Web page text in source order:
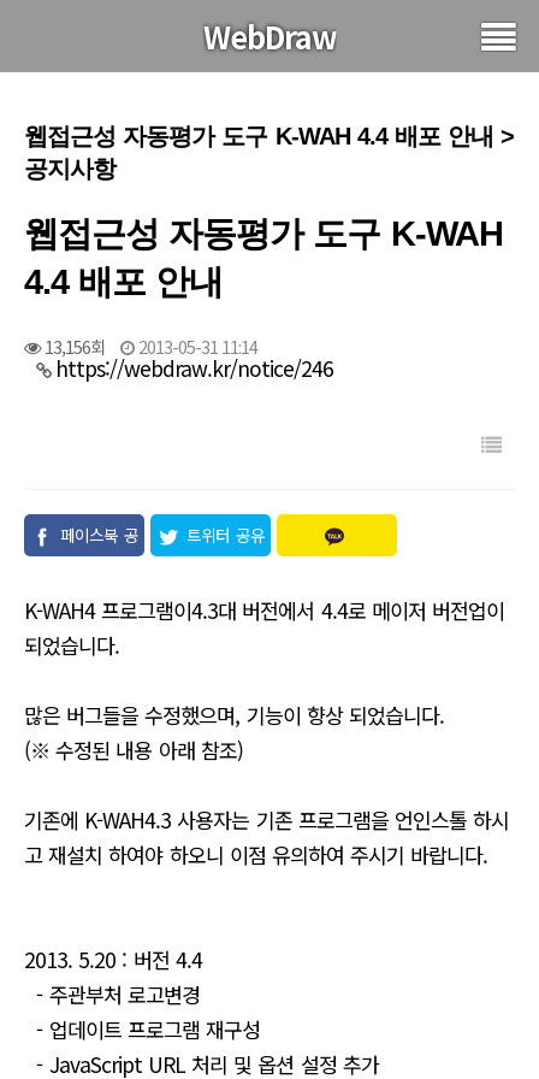
WebDraw
웹접근성 자동평가 도구 K-WAH 4.4 배포 안내 >
공지사항
웹접근성 자동평가 도구 K-WAH
4.4 배포 안내
13,156회 2013-05-31 11:14
https://webdraw.kr/notice/246
페이스북 공
트위터 공유
K-WAH4 프로그램이4.3대 버전에서 4.4로 메이저 버전업이
되었습니다.
많은 버그들을 수정했으며, 기능이 향상 되었습니다.
(※ 수정된 내용 아래 참조)
기존에 K-WAH4.3 사용자는 기존 프로그램을 언인스톨 하시
고 재설치 하여야 하오니 이점 유의하여 주시기 바랍니다.
2013. 5.20 : 버전 4.4
- 주관부처 로고변경
- 업데이트 프로그램 재구성
- JavaScript URL 처리 및 옵션 설정 추가